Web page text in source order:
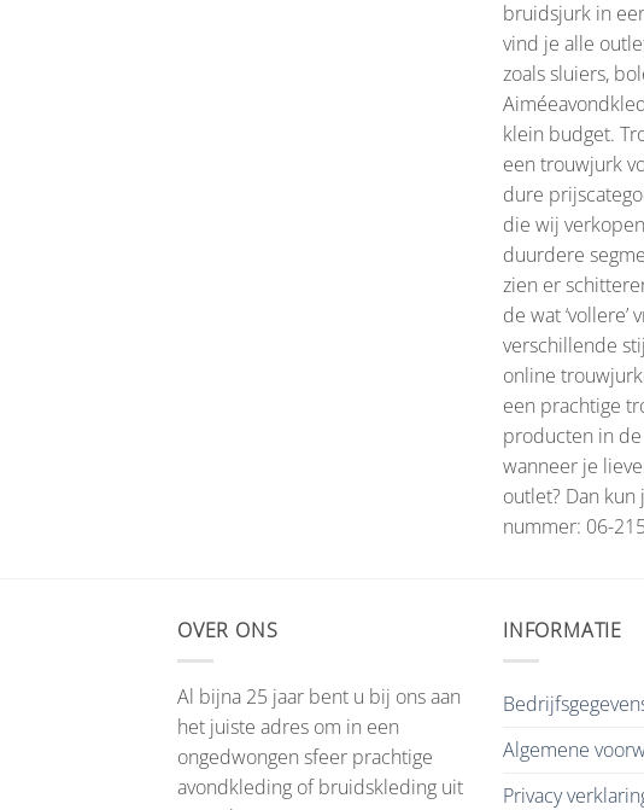
bruidsjurk in
vind je alle
zoals sluiers,
klein budget.
een trouwjurk
dure
die wij
duurdere
zien er
de wat
verschillende
online
een prachtige
producten in
wanneer je
outlet? Dan
nummer: 06-
OVER ONS
Al bijna 25 jaar bent u bij ons aan
het juiste adres om in een
ongedwongen sfeer prachtige
avondkleding of bruidskleding uit
INFORMATIE
Algemene
Privacy